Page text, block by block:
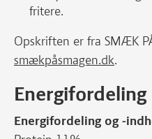
fritere.
Opskriften er fra SMÆK
smækpåsmagen.dk.
Energifordeling
Energifordeling og -